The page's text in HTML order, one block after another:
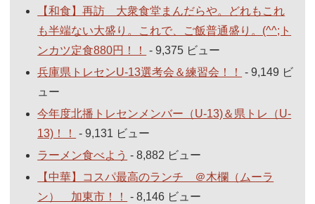
【和食】再訪 大衆食堂まんだらや。どれもこれ
も半端ない大盛り。これで、ご飯普通盛り。(^^;ト
ンカツ定食880円！！
- 9,375 ビュー
兵庫県トレセンU-13選考会＆練習会！！
- 9,149 ビ
ュー
今年度北播トレセンメンバー（U-13)＆県トレ（U-
13)！！
- 9,131 ビュー
ラーメン食べよう - 8,882 ビュー
【中華】コスパ最高のランチ ＠木欄（ムーラ
ン） 加東市！！
- 8,146 ビュー